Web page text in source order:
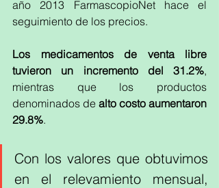
año 2013 FarmascopioNet hace el
seguimiento de los precios.
Los medicamentos de venta libre
tuvieron un incremento del 31.2%,
mientras que los productos
denominados de alto costo aumentaron
29.8%.
Con los valores que obtuvimos
en el relevamiento mensual,